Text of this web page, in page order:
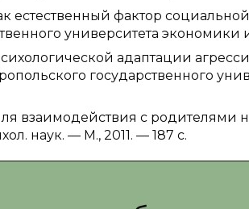
естественный фактор
университета экономики
адаптации
государственного
взаимодействия с родителями
наук. — М., 2011. — 187 с.